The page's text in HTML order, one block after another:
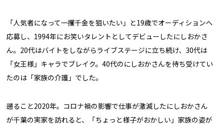
「人気者になって一攫千金を狙いたい」と19歳でオーディションへ
応募し、1994年にお笑いタレントとしてデビューしたにしおかさ
ん。20代はバイトをしながらライブステージに立ち続け、30代は
「女王様」キャラでブレイク。40代のにしおかさんを待ち受けてい
たのは「家族の介護」でした。
遡ること2020年。コロナ禍の影響で仕事が激減したにしおかさん
が千葉の実家を訪れると、「ちょっと様子がおかしい」家族の姿が